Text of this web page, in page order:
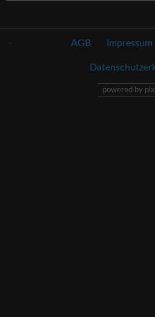
. AGB Impressum
powered by